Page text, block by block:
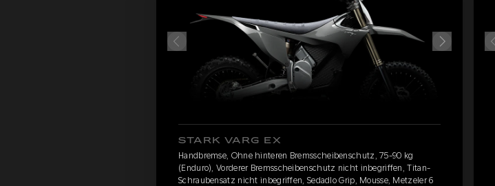
STARK VARG EX
Handbremse, Ohne hinteren Bremsscheibenschutz, 75-90 kg
(Enduro), Vorderer Bremsscheibenschutz nicht inbegriffen, Titan-
Schraubensatz nicht inbegriffen, Sedadlo Grip, Mousse, Metzeler 6